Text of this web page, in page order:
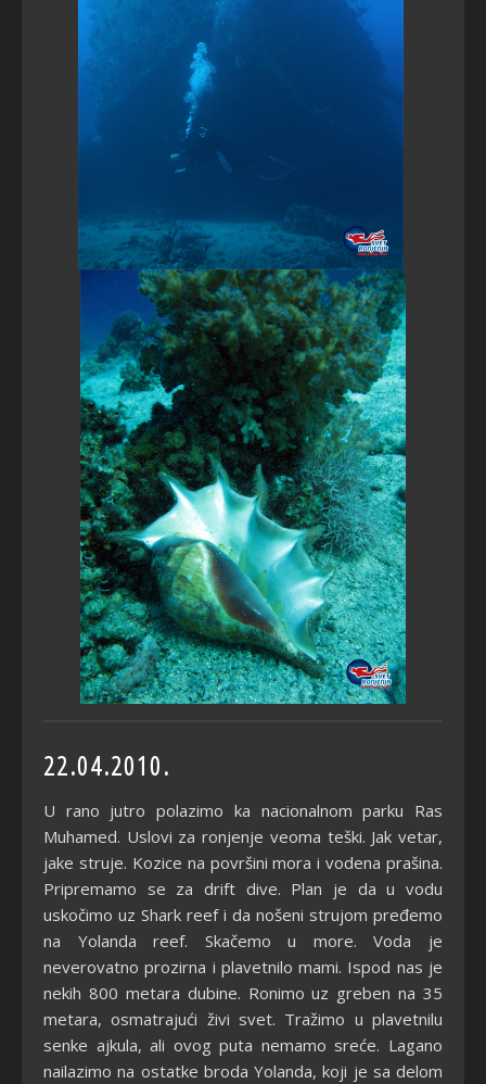
22.04.2010.
U rano jutro polazimo ka nacionalnom parku Ras
Muhamed. Uslovi za ronjenje veoma teški. Jak vetar,
jake struje. Kozice na površini mora i vodena prašina.
Pripremamo se za drift dive. Plan je da u vodu
uskočimo uz Shark reef i da nošeni strujom pređemo
na Yolanda reef. Skačemo u more. Voda je
neverovatno prozirna i plavetnilo mami. Ispod nas je
nekih 800 metara dubine. Ronimo uz greben na 35
metara, osmatrajući živi svet. Tražimo u plavetnilu
senke ajkula, ali ovog puta nemamo sreće. Lagano
nailazimo na ostatke broda Yolanda, koji je sa delom